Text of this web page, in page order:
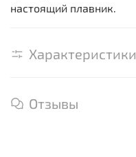
настоящий плавник.
Характеристики
Отзывы